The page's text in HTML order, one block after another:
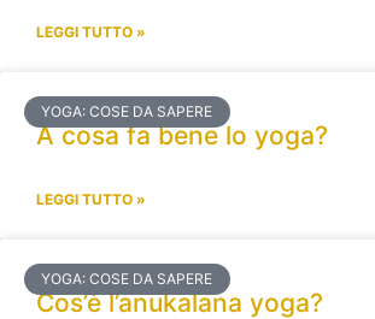
LEGGI TUTTO »
YOGA: COSE DA SAPERE
A cosa fa bene lo yoga?
LEGGI TUTTO »
YOGA: COSE DA SAPERE
Cos’è l’anukalana yoga?